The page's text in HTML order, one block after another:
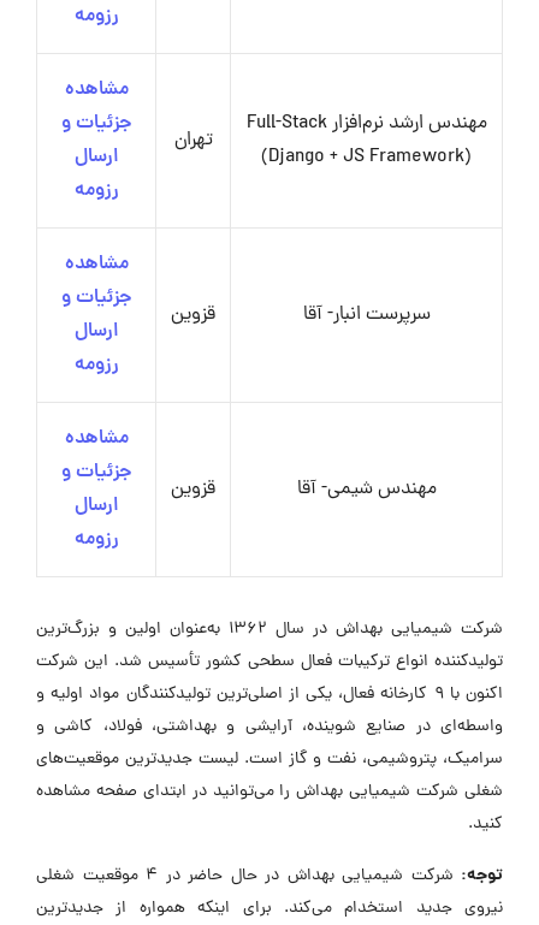
رزومه
مهندس ارشد نرم‌افزار Full-Stack
(Django + JS Framework)
تهران
مشاهده
جزئیات و
ارسال
رزومه
سرپرست انبار- آقا قزوین
مشاهده
جزئیات و
ارسال
رزومه
مهندس شیمی- آقا قزوین
مشاهده
جزئیات و
ارسال
رزومه
شرکت شیمیایی بهداش در سال ۱۳۶۲ به‌عنوان اولین و بزرگ‌ترین
تولیدکننده انواع ترکیبات فعال سطحی کشور تأسیس شد. این شرکت
اکنون با ۹ کارخانه فعال، یکی از اصلی‌ترین تولیدکنندگان مواد اولیه و
واسطه‌ای در صنایع شوینده، آرایشی و بهداشتی، فولاد، کاشی و
سرامیک، پتروشیمی، نفت و گاز است. لیست جدیدترین موقعیت‌های
شغلی شرکت شیمیایی بهداش را می‌توانید در ابتدای صفحه مشاهده
کنید.
توجه:
شرکت شیمیایی بهداش در حال حاضر در ۴ موقعیت شغلی
نیروی جدید استخدام می‌کند. برای اینکه همواره از جدیدترین